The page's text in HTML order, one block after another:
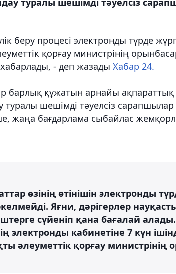
беру процесі электронды түрде
қорғау министрінің
- деп жазады Хабар 24.
барлық құжатын арнайы ақпараттық
туралы шешімді тәуелсіз
жаңа бағдарлама сыбайлас
өзінің өтінішін электронды
Яғни, дәрігерлер
сүйеніп қана бағалай
электронды кабинетіне 7 күн
әлеуметтік қорғау министрінің